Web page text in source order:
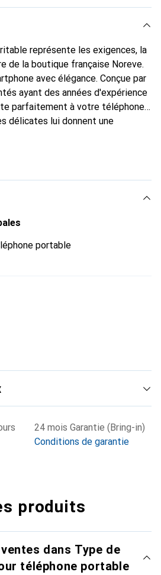
représente les exigences, la
de la boutique française Noreve.
avec élégance. Conçue par
ayant des années d'expérience
parfaitement à votre téléphone.
délicates lui donnent une
smartphone. Reconnaître
fiable pour une clientèle
portable
24 mois Garantie (Bring-in)
Conditions de garantie
produits
dans Type de
téléphone portable